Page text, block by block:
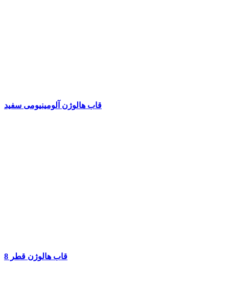
قاب هالوژن آلومینیومی سفید
قاب هالوژن قطر 8